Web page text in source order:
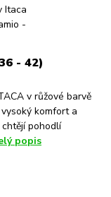
- 42)
v růžové barvě
komfort a
pohodlí
popis